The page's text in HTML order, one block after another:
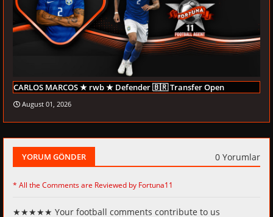
CARLOS MARCOS ★ rwb ★ Defender 🇧🇷 Transfer Open
August 01, 2026
YORUM GÖNDER 0 Yorumlar
* All the Comments are Reviewed by Fortuna11
★★★★★ Your football comments contribute to us